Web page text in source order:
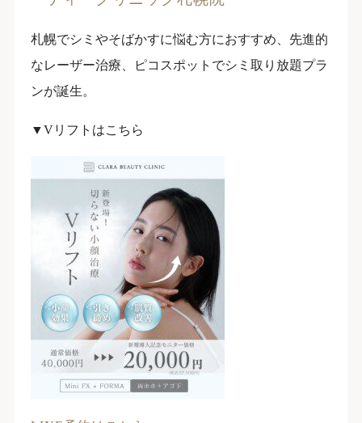
札幌でシミやそばかすに悩む方におすすめ、先進的
なレーザー治療、ピコスポットでシミ取り放題プラ
ンが誕生。
▼Vリフトはこちら